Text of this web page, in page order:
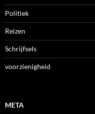
Politiek
Reizen
Schrijfsels
voorzienigheid
META